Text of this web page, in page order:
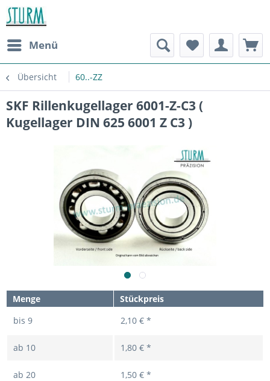
Menü
Übersicht 60..-ZZ
SKF Rillenkugellager 6001-Z-C3 (
Kugellager DIN 625 6001 Z C3 )
Menge
Stückpreis
bis 9 2,10 € *
ab 10 1,80 € *
ab 20 1,50 € *